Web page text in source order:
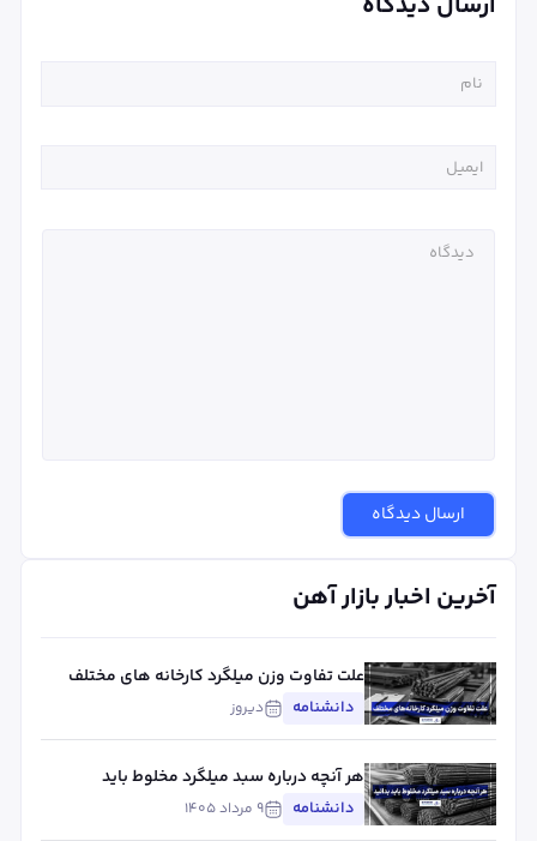
ارسال دیدگاه
آخرین اخبار بازار آهن
علت تفاوت وزن میلگرد کارخانه های مختلف
چیست؟ بررسی استاندارد، تلورانس و عوامل
مؤثر
دانشنامه دیروز
هر آنچه درباره سبد میلگرد مخلوط باید
بدانید
دانشنامه ۹ مرداد ۱۴۰۵